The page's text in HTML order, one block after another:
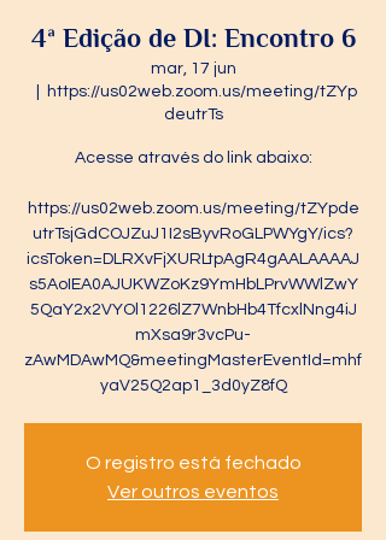
4ª Edição de DI: Encontro 6
mar, 17 jun
https://us02web.zoom.us/meeting/tZYp
deutrTs
Acesse através do link abaixo:
https://us02web.zoom.us/meeting/tZYpde
utrTsjGdCOJZuJ1I2sByvRoGLPWYgY/ics?
icsToken=DLRXvFjXURLtpAgR4gAALAAAAJ
s5AoIEA0AJUKWZoKz9YmHbLPrvWWlZwY
5QaY2x2VYOl1226lZ7WnbHb4TfcxlNng4iJ
mXsa9r3vcPu-
zAwMDAwMQ&meetingMasterEventId=mhf
yaV25Q2ap1_3d0yZ8fQ
O registro está fechado
Ver outros eventos